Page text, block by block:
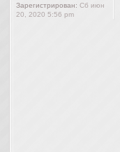
Зарегистрирован: Сб июн
20, 2020 5:56 pm